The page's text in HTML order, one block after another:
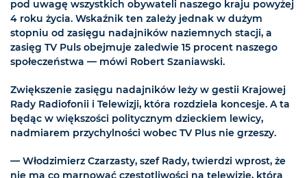
pod uwagę wszystkich obywateli naszego kraju powyżej
4 roku życia. Wskaźnik ten zależy jednak w dużym
stopniu od zasięgu nadajników naziemnych stacji, a
zasięg TV Puls obejmuje zaledwie 15 procent naszego
społeczeństwa — mówi Robert Szaniawski.
Zwiększenie zasięgu nadajników leży w gestii Krajowej
Rady Radiofonii i Telewizji, która rozdziela koncesje. A ta
będąc w większości politycznym dzieckiem lewicy,
nadmiarem przychylności wobec TV Plus nie grzeszy.
— Włodzimierz Czarzasty, szef Rady, twierdzi wprost, że
nie ma co marnować częstotliwości na telewizję, która